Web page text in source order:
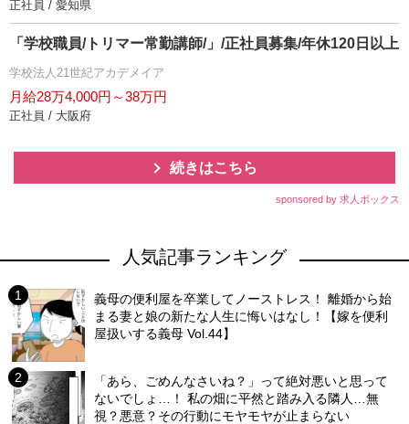
正社員 / 愛知県
「学校職員/トリマー常勤講師/」/正社員募集/年休120日以上
学校法人21世紀アカデメイア
月給28万4,000円～38万円
正社員 / 大阪府
続きはこちら
sponsored by 求人ボックス
人気記事ランキング
義母の便利屋を卒業してノーストレス！ 離婚から始
まる妻と娘の新たな人生に悔いはなし！【嫁を便利
屋扱いする義母 Vol.44】
「あら、ごめんなさいね？」って絶対悪いと思って
ないでしょ…！ 私の畑に平然と踏み入る隣人…無
視？悪意？その行動にモヤモヤが止まらない